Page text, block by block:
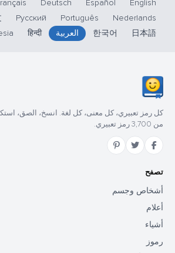
English
Español
Deutsch
Nederlands
Português
Русский
日本語
한국어 العربية हिन्दी
من 3,700 رمز تعبيري.
تصفح
أشخاص وجسم
أعلام
أشياء
رموز